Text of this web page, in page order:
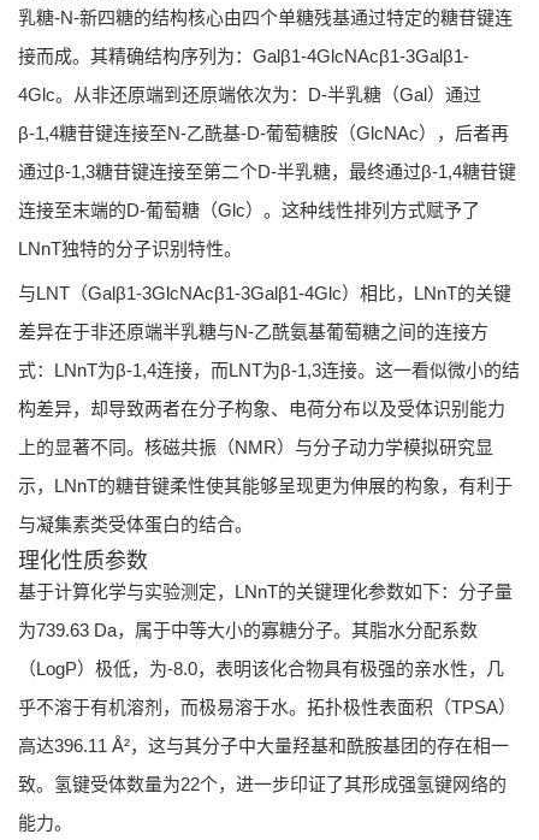
乳糖-N-新四糖的结构核心由四个单糖残基通过特定的糖苷键连
接而成。其精确结构序列为：Galβ1-4GlcNAcβ1-3Galβ1-
4Glc。从非还原端到还原端依次为：D-半乳糖（Gal）通过
β-1,4糖苷键连接至N-乙酰基-D-葡萄糖胺（GlcNAc），后者再
通过β-1,3糖苷键连接至第二个D-半乳糖，最终通过β-1,4糖苷键
连接至末端的D-葡萄糖（Glc）。这种线性排列方式赋予了
LNnT独特的分子识别特性。
与LNT（Galβ1-3GlcNAcβ1-3Galβ1-4Glc）相比，LNnT的关键
差异在于非还原端半乳糖与N-乙酰氨基葡萄糖之间的连接方
式：LNnT为β-1,4连接，而LNT为β-1,3连接。这一看似微小的结
构差异，却导致两者在分子构象、电荷分布以及受体识别能力
上的显著不同。核磁共振（NMR）与分子动力学模拟研究显
示，LNnT的糖苷键柔性使其能够呈现更为伸展的构象，有利于
与凝集素类受体蛋白的结合。
理化性质参数
基于计算化学与实验测定，LNnT的关键理化参数如下：分子量
为739.63 Da，属于中等大小的寡糖分子。其脂水分配系数
（LogP）极低，为-8.0，表明该化合物具有极强的亲水性，几
乎不溶于有机溶剂，而极易溶于水。拓扑极性表面积（TPSA）
高达396.11 Å²，这与其分子中大量羟基和酰胺基团的存在相一
致。氢键受体数量为22个，进一步印证了其形成强氢键网络的
能力。